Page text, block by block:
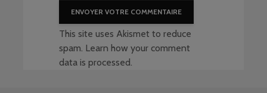
This site uses Akismet to reduce
spam. Learn how your comment
data is processed.